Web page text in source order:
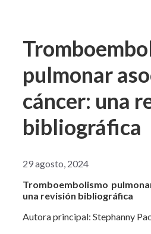
pulmonar
cáncer: una
bibliográfica
29 agosto, 2024
Tromboembolismo
una revisión bibliográfica
Autora principal: Stephanny